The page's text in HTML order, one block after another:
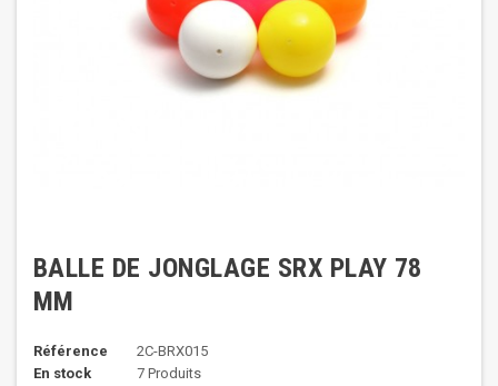
BALLE DE JONGLAGE SRX PLAY 78
MM
Référence
2C-BRX015
En stock
7 Produits